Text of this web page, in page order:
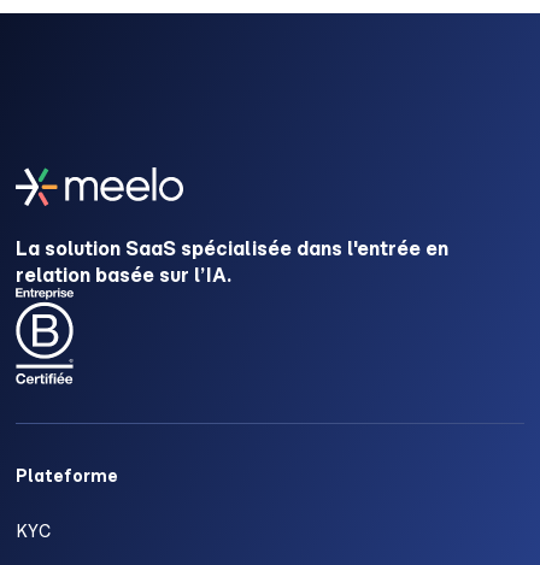
La solution SaaS spécialisée dans l'entrée en
relation basée sur l’IA.
Plateforme
KYC